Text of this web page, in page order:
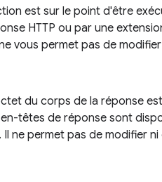
est sur le point d'être
HTTP ou par une
vous permet pas de
du corps de la réponse
têtes de réponse sont
ne permet pas de modifier ni